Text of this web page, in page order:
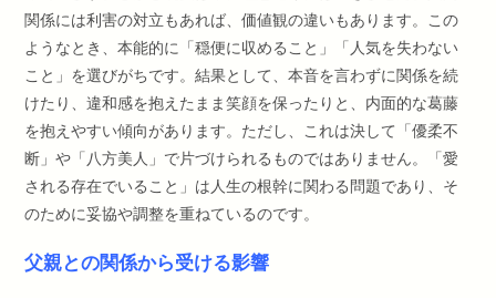
関係には利害の対立もあれば、価値観の違いもあります。この
ようなとき、本能的に「穏便に収めること」「人気を失わない
こと」を選びがちです。結果として、本音を言わずに関係を続
けたり、違和感を抱えたまま笑顔を保ったりと、内面的な葛藤
を抱えやすい傾向があります。ただし、これは決して「優柔不
断」や「八方美人」で片づけられるものではありません。「愛
される存在でいること」は人生の根幹に関わる問題であり、そ
のために妥協や調整を重ねているのです。
父親との関係から受ける影響